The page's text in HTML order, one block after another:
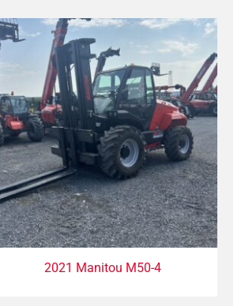
2021 Manitou M50-4